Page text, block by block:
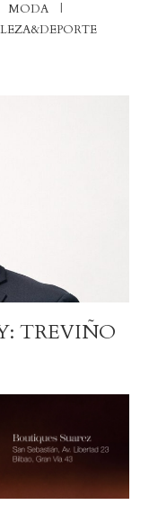
MODA
TREVIÑO